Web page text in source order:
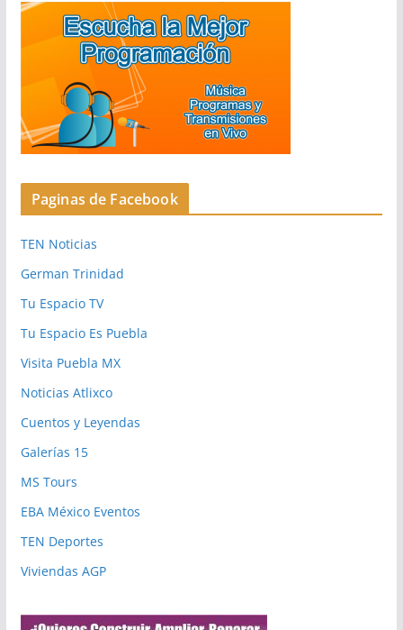
Paginas de Facebook
TEN Noticias
German Trinidad
Tu Espacio TV
Tu Espacio Es Puebla
Visita Puebla MX
Noticias Atlixco
Cuentos y Leyendas
Galerías 15
MS Tours
EBA México Eventos
TEN Deportes
Viviendas AGP